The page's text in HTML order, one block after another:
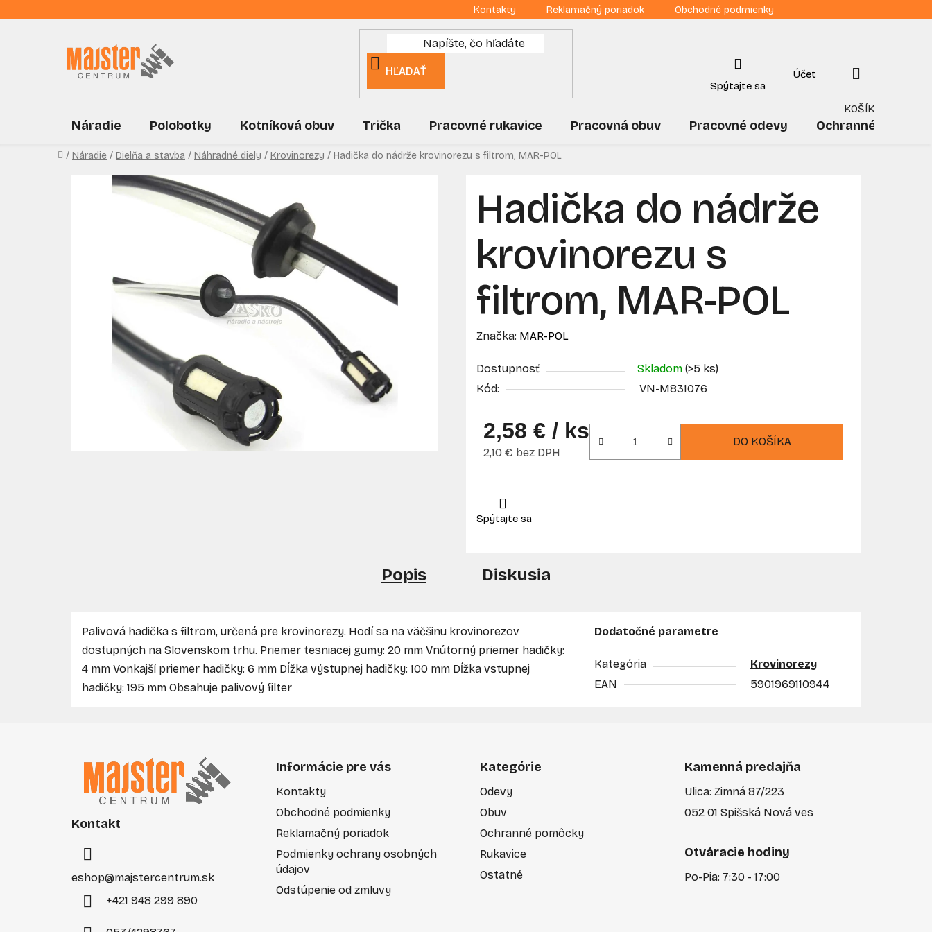
na
Kontakty Reklamačný poriadok Obchodné podmienky
HĽADAŤ
NÁKUPNÝ
KOŠÍK
Náradie Polobotky Kotníková obuv Trička Pracovné rukavice Pracovná obuv Pracovné odevy Ochranné
Domov
/ Náradie / Dielňa a stavba / Náhradné diely / Krovinorezy / Hadička do nádrže krovinorezu s filtrom, MAR-POL
Hadička do nádrže
krovinorezu s
filtrom, MAR-POL
Značka: MAR-POL
Dostupnosť Skladom (>5 ks)
Kód:
VN-M831076
2,58 € / ks
2,10 € bez DPH
DO KOŠÍKA
Popis Diskusia
Palivová hadička s filtrom, určená pre krovinorezy. Hodí sa na väčšinu krovinorezov
dostupných na Slovenskom trhu. Priemer tesniacej gumy: 20 mm Vnútorný priemer hadičky:
4 mm Vonkajší priemer hadičky: 6 mm Dĺžka výstupnej hadičky: 100 mm Dĺžka vstupnej
hadičky: 195 mm Obsahuje palivový filter
Dodatočné parametre
Kategória
Krovinorezy
EAN
5901969110944
Kontakt
eshop@majstercentrum.sk
+421 948 299 890
Informácie pre vás
Kontakty
Obchodné podmienky
Reklamačný poriadok
Podmienky ochrany osobných
údajov
Odstúpenie od zmluvy
Kategórie
Odevy
Obuv
Ochranné pomôcky
Rukavice
Ostatné
Kamenná predajňa
Ulica: Zimná 87/223
052 01 Spišská Nová ves
Otváracie hodiny
Po-Pia: 7:30 - 17:00